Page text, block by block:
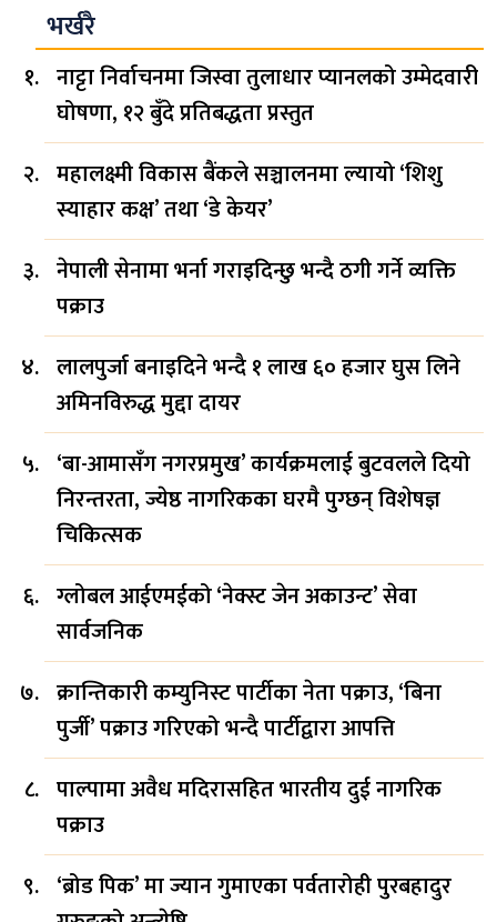
भर्खरै
नाट्टा निर्वाचनमा जिस्वा तुलाधार प्यानलको उम्मेदवारी
घोषणा, १२ बुँदे प्रतिबद्धता प्रस्तुत
महालक्ष्मी विकास बैंकले सञ्चालनमा ल्यायो ‘शिशु
स्याहार कक्ष’ तथा ‘डे केयर’
नेपाली सेनामा भर्ना गराइदिन्छु भन्दै ठगी गर्ने व्यक्ति
पक्राउ
लालपुर्जा बनाइदिने भन्दै १ लाख ६० हजार घुस लिने
अमिनविरुद्ध मुद्दा दायर
‘बा-आमासँग नगरप्रमुख’ कार्यक्रमलाई बुटवलले दियो
निरन्तरता, ज्येष्ठ नागरिकका घरमै पुग्छन् विशेषज्ञ
चिकित्सक
ग्लोबल आईएमईको ‘नेक्स्ट जेन अकाउन्ट’ सेवा
सार्वजनिक
क्रान्तिकारी कम्युनिस्ट पार्टीका नेता पक्राउ, ‘बिना
पुर्जी’ पक्राउ गरिएको भन्दै पार्टीद्वारा आपत्ति
पाल्पामा अवैध मदिरासहित भारतीय दुई नागरिक
पक्राउ
‘ब्रोड पिक’ मा ज्यान गुमाएका पर्वतारोही पुरबहादुर